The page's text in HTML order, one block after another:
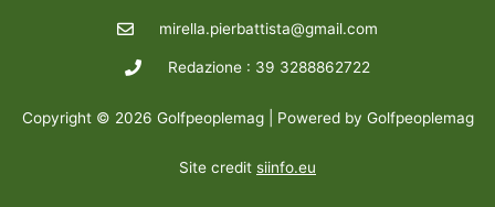
mirella.pierbattista@gmail.com
Redazione : 39 3288862722
Copyright © 2026 Golfpeoplemag | Powered by Golfpeoplemag
Site credit siinfo.eu